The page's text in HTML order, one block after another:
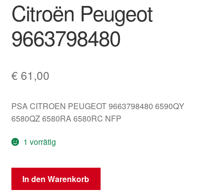
Citroën Peugeot
9663798480
€ 61,00
PSA CITROEN PEUGEOT 9663798480 6590QY
6580QZ 6580RA 6580RC NFP
1 vorrätig
BSI
Valeo
In den Warenkorb